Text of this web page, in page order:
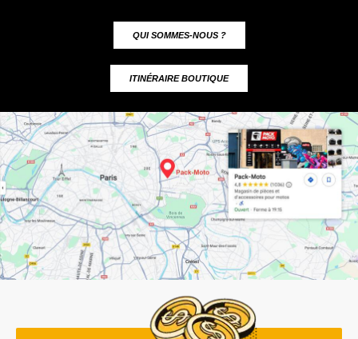
QUI SOMMES-NOUS ?
ITINÉRAIRE BOUTIQUE